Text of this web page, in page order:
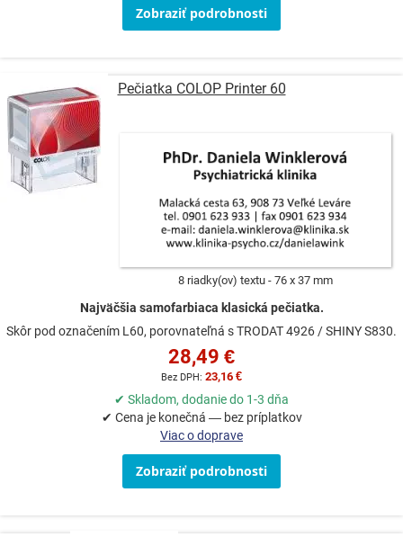
Zobraziť podrobnosti
Pečiatka COLOP Printer 60
8 riadky(ov) textu 76 x 37 mm
Najväčšia samofarbiaca klasická pečiatka.
Skôr pod označením L60, porovnateľná s TRODAT 4926 / SHINY S830.
28,49 €
23,16 €
✔ Skladom, dodanie do 1-3 dňa
✔ Cena je konečná — bez príplatkov
Viac o doprave
Zobraziť podrobnosti